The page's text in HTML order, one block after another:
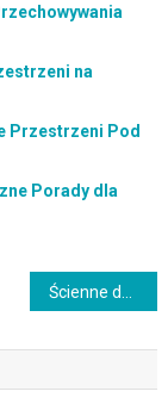
na
Przestrzeni Pod
Porady dla